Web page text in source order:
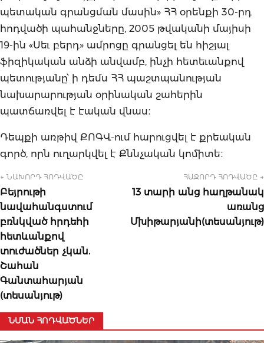
պետական գրանցման մասին» ՀՀ օրենքի 30-րդ
հոդվածի պահանջները, 2005 թվականի մայիսի
19-ին «Սեւ բերդ» ամրոցը գրանցել են հիշյալ
ֆիզիկական անձի անվամբ, ինչի հետեւանքով
պետությանը՝ ի դեմս ՀՀ պաշտպանության
նախարարության օրինական շահերին
պատճառվել է էական վնաս։
Դեպքի առթիվ ՔՈԳՎ-ում հարուցվել է քրեական
գործ, որն ուղարկվել է Քննչական կոմիտե։
← ՆԱԽՈՐԴ ՀՈԴՎԱԾԸ
Բեյրութի
նավահանգստում
բռնկված հրդեհի
հետևանքով
տուժածներ չկան.
Շահան
Գանտահարյան
(տեսանյութ)
ՀԱՋՈՐԴ ՀՈԴՎԱԾԸ →
13 տարի անց հաղթանակ
առանց
Մխիթարյանի(տեսանյութ)
ՆՄԱՆ ՀՈԴՎԱԾՆԵՐ